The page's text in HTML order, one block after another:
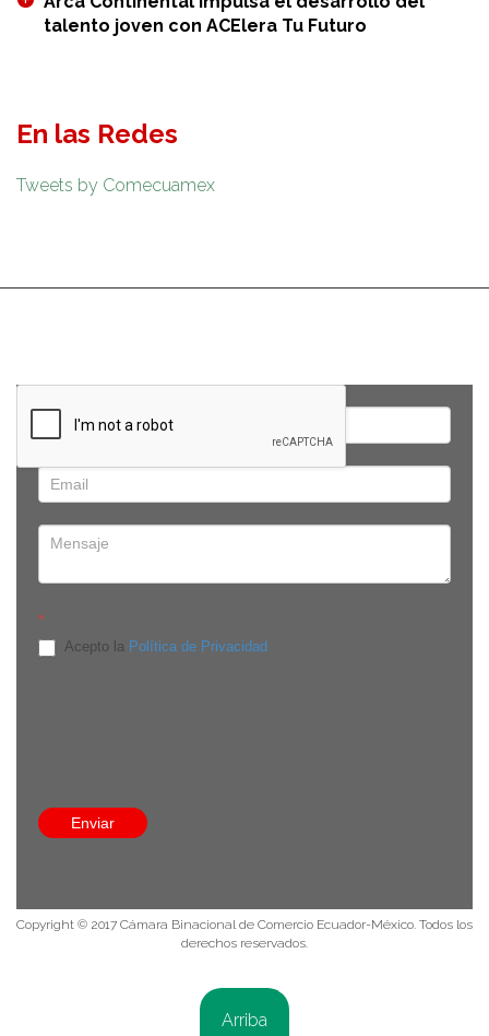
talento joven con ACElera Tu Futuro
En las Redes
Tweets by Comecuamex
*
Acepto la Política de Privacidad
Enviar
Copyright © 2017 Cámara Binacional de Comercio Ecuador-México. Todos los
derechos reservados.
Arriba